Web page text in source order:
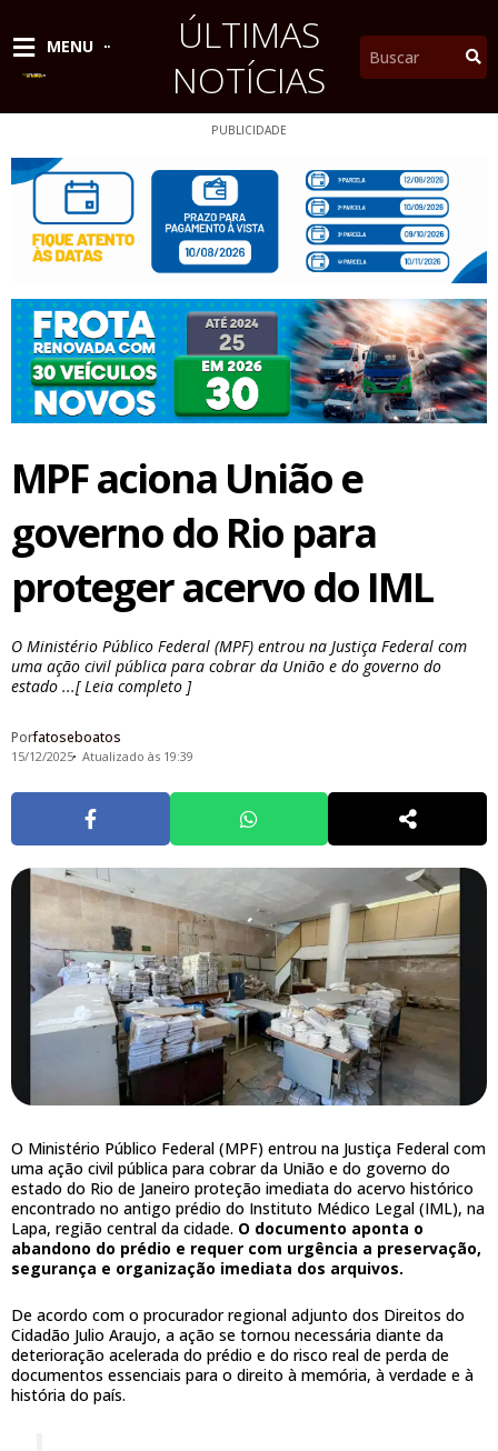
conteúdo
MENU
ÚLTIMAS
NOTÍCIAS
Pesquisar
PUBLICIDADE
MPF aciona União e
governo do Rio para
proteger acervo do IML
O Ministério Público Federal (MPF) entrou na Justiça Federal com
uma ação civil pública para cobrar da União e do governo do
estado ...[ Leia completo ]
Porfatoseboatos
15/12/2025 Atualizado às 19:39
O Ministério Público Federal (MPF) entrou na Justiça Federal com
uma ação civil pública para cobrar da União e do governo do
estado do Rio de Janeiro proteção imediata do acervo histórico
encontrado no antigo prédio do Instituto Médico Legal (IML), na
Lapa, região central da cidade. O documento aponta o
abandono do prédio e requer com urgência a preservação,
segurança e organização imediata dos arquivos.
De acordo com o procurador regional adjunto dos Direitos do
Cidadão Julio Araujo, a ação se tornou necessária diante da
deterioração acelerada do prédio e do risco real de perda de
documentos essenciais para o direito à memória, à verdade e à
história do país.